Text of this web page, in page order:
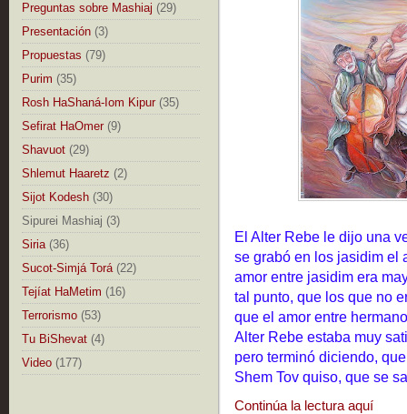
Preguntas sobre Mashiaj (29)
Presentación (3)
Propuestas (79)
Purim (35)
Rosh HaShaná-Iom Kipur (35)
Sefirat HaOmer (9)
Shavuot (29)
Shlemut Haaretz (2)
Sijot Kodesh (30)
Sipurei Mashiaj (3)
Siria (36)
Sucot-Simjá Torá (22)
Tejíat HaMetim (16)
Terrorismo (53)
Tu BiShevat (4)
Video (177)
El Alter Rebe le dijo una
se grabó en los jasidim el
amor entre jasidim era
tal punto, que los que no
que el amor entre
Alter Rebe estaba muy
pero terminó diciendo,
Shem Tov quiso, que se
Continúa la lectura aquí